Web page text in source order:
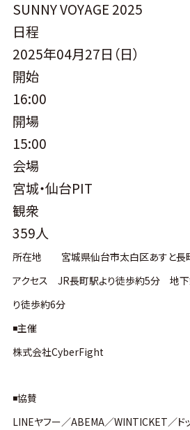
サ
イ
ト
SUNNY VOYAGE 2025
日程
2025年04月27日（日）
開始
16:00
開場
15:00
会場
宮城・仙台PIT
観衆
359人
所在地 宮城県仙台市太白区あすと長
アクセス JR長町駅より徒歩約5分 地下
り徒歩約6分
◾️主催
株式会社CyberFight
◾️協賛
LINEヤフー／ABEMA／WINTICKET／ド